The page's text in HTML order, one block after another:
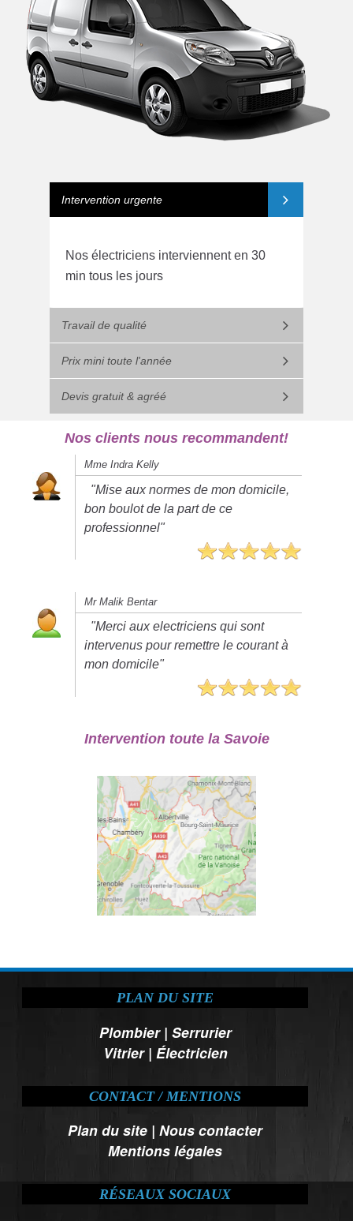
Intervention urgente
Nos électriciens interviennent en 30
min tous les jours
Travail de qualité
Prix mini toute l'année
Devis gratuit & agréé
Nos clients nous recommandent!
Mme Indra Kelly
"Mise aux normes de mon domicile,
bon boulot de la part de ce
professionnel"
Mr Malik Bentar
"Merci aux electriciens qui sont
intervenus pour remettre le courant à
mon domicile"
Intervention toute la Savoie
PLAN DU SITE
Plombier| Serrurier
Vitrier| Électricien
CONTACT / MENTIONS
Plan du site |Nous contacter
Mentions légales
RÉSEAUX SOCIAUX